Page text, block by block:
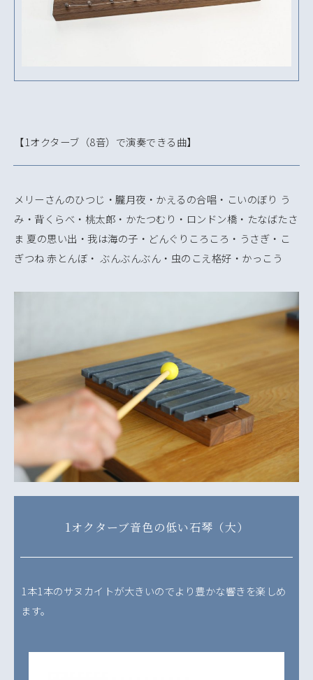
【1オクターブ（8音）で演奏できる曲】
メリーさんのひつじ・朧月夜・かえるの合唱・こいのぼり う
み・背くらべ・桃太郎・かたつむり・ロンドン橋・たなばたさ
ま 夏の思い出・我は海の子・どんぐりころころ・うさぎ・こ
ぎつね 赤とんぼ・ ぶんぶんぶん・虫のこえ格好・かっこう
1オクターブ音色の低い石琴（大）
1本1本のサヌカイトが大きいのでより豊かな響きを楽しめ
ます。